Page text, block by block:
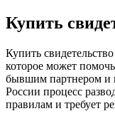
Купить
Купить
которое может
бывшим партнером и
России процесс
правилам и требует